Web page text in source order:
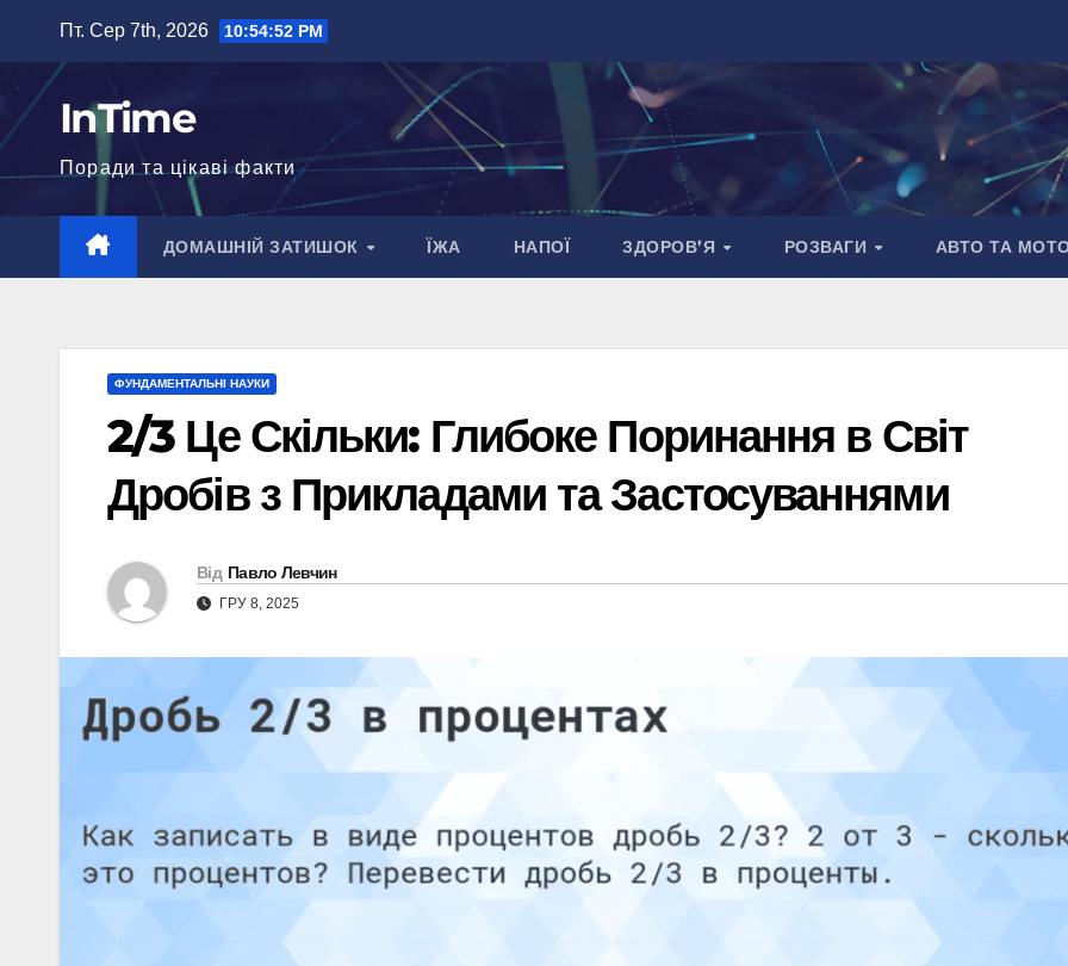
вмісту
Пт. Сер 7th, 2026 10:54:53 PM
InTime
Поради та цікаві факти
ДОМАШНІЙ ЗАТИШОК ЇЖА НАПОЇ ЗДОРОВ’Я РОЗВАГИ АВТО ТА
ФУНДАМЕНТАЛЬНІ НАУКИ
2/3 Це Скільки: Глибоке Поринання в Світ
Дробів з Прикладами та Застосуваннями
Від Павло Левчин
ГРУ 8, 2025